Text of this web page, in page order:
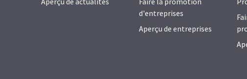
d'entreprises
Aperçu de entreprises